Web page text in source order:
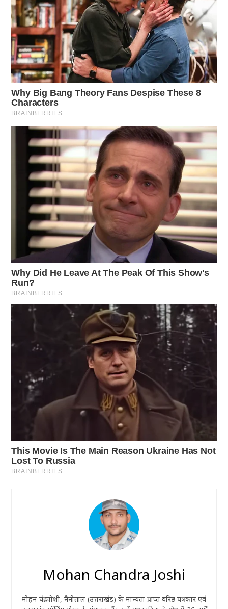
Mohan Chandra Joshi
मोहन चंद्र जोशी, नैनीताल (उत्तराखंड) के मान्यता प्राप्त वरिष्ठ पत्रकार एवं